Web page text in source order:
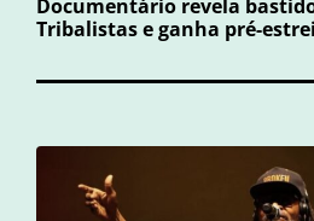
Documentário revela
Tribalistas e ganha pré-